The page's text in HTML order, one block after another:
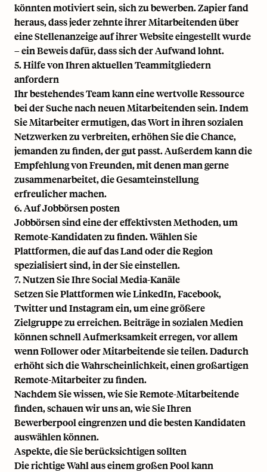
könnten motiviert sein, sich zu bewerben. Zapier fand
heraus, dass jeder zehnte ihrer Mitarbeitenden über
eine Stellenanzeige auf ihrer Website eingestellt wurde
– ein Beweis dafür, dass sich der Aufwand lohnt.
5. Hilfe von Ihren aktuellen Teammitgliedern
anfordern
Ihr bestehendes Team kann eine wertvolle Ressource
bei der Suche nach neuen Mitarbeitenden sein. Indem
Sie Mitarbeiter ermutigen, das Wort in ihren sozialen
Netzwerken zu verbreiten, erhöhen Sie die Chance,
jemanden zu finden, der gut passt. Außerdem kann die
Empfehlung von Freunden, mit denen man gerne
zusammenarbeitet, die Gesamteinstellung
erfreulicher machen.
6. Auf Jobbörsen posten
Jobbörsen sind eine der effektivsten Methoden, um
Remote-Kandidaten zu finden. Wählen Sie
Plattformen, die auf das Land oder die Region
spezialisiert sind, in der Sie einstellen.
7. Nutzen Sie Ihre Social Media-Kanäle
Setzen Sie Plattformen wie LinkedIn, Facebook,
Twitter und Instagram ein, um eine größere
Zielgruppe zu erreichen. Beiträge in sozialen Medien
können schnell Aufmerksamkeit erregen, vor allem
wenn Follower oder Mitarbeitende sie teilen. Dadurch
erhöht sich die Wahrscheinlichkeit, einen großartigen
Remote-Mitarbeiter zu finden.
Nachdem Sie wissen, wie Sie Remote-Mitarbeitende
finden, schauen wir uns an, wie Sie Ihren
Bewerberpool eingrenzen und die besten Kandidaten
auswählen können.
Aspekte, die Sie berücksichtigen sollten
Die richtige Wahl aus einem großen Pool kann